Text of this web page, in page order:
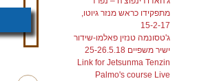
מתפקידו כראש מנזר גיוטו,
15-2-17
ג'טסונמה טנזין פאלמו-שידור
ישיר משפיים 25-26.5.18
Link for Jetsunma Tenzin
Palmo's course Live